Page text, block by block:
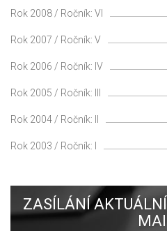
Rok 2008 / Ročník: VI
Rok 2007 / Ročník: V
Rok 2006 / Ročník: IV
Rok 2005 / Ročník: III
Rok 2004 / Ročník: II
Rok 2003 / Ročník: I
ZASÍLÁNÍ